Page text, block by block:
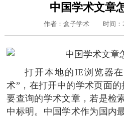
中国学术文章
作者：盒子学术 时间：
打开本地的IE浏览器
术”，在打开中的学术页面
要查询的学术文章，若是检
中标明。中国学术作为国内